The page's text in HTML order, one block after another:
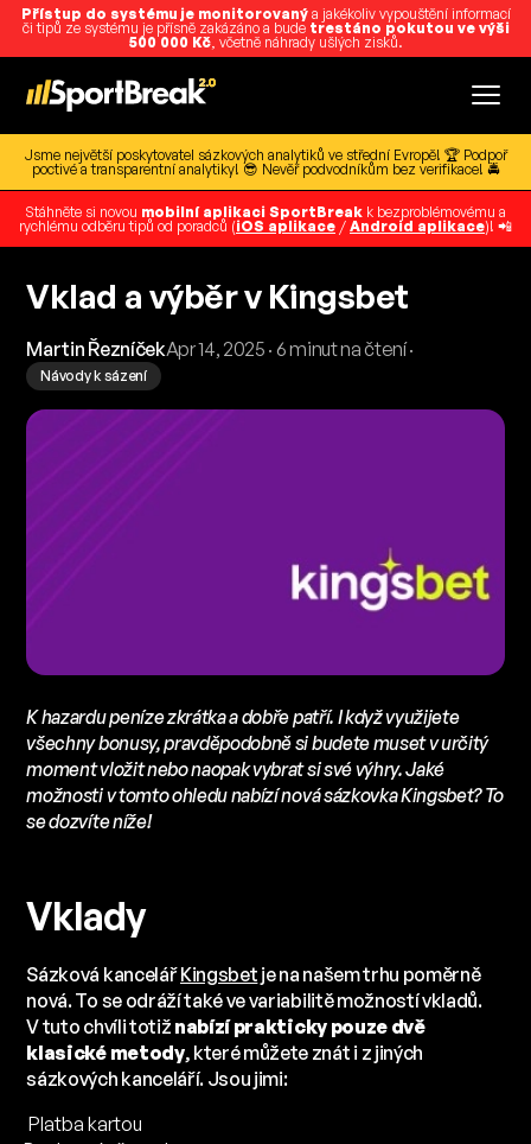
Přístup do systému je monitorovanýa jakékoliv vypouštění informací
či tipů ze systému je přísně zakázáno a bude trestáno pokutou ve výši
500 000 Kč, včetně náhrady ušlých zisků.
Jsme největší poskytovatel sázkových analytiků ve střední Evropě! 🏆 Podpoř
poctivé a transparentní analytiky! 😎 Nevěř podvodníkům bez verifikace! 🚔
Stáhněte si novou mobilní aplikaci SportBreak k bezproblémovému a
rychlému odběru tipů od poradců (iOS aplikace / Android aplikace)! 📲
Vklad a výběr v Kingsbet
Martin ŘezníčekApr 14, 2025 · 6 minut na čtení ·
Návody k sázení
K hazardu peníze zkrátka a dobře patří. I když využijete
všechny bonusy, pravděpodobně si budete muset v určitý
moment vložit nebo naopak vybrat si své výhry. Jaké
možnosti v tomto ohledu nabízí nová sázkovka Kingsbet? To
se dozvíte níže!
Vklady
Sázková kancelářKingsbet je na našem trhu poměrně
nová. To se odráží také ve variabilitě možností vkladů.
V tuto chvíli totiž nabízí prakticky pouze dvě
klasické metody, které můžete znát i z jiných
sázkových kanceláří. Jsou jimi:
Platba kartou